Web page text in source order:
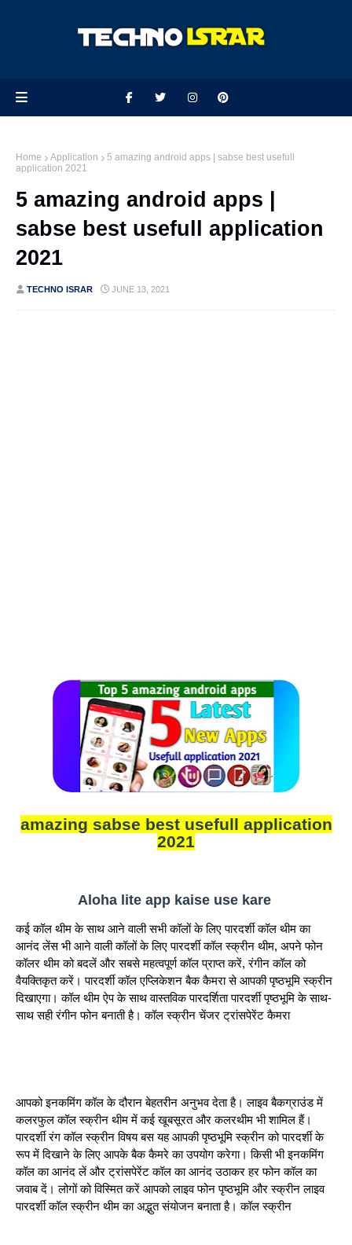
Home Application
5 amazing android apps | sabse best usefull
application 2021
5 amazing android apps |
sabse best usefull application
2021
TECHNO ISRAR JUNE 13, 2021
amazing sabse best usefull application
2021
Aloha lite app kaise use kare
कई कॉल थीम के साथ आने वाली सभी कॉलों के लिए पारदर्शी कॉल थीम का
आनंद लेंस भी आने वाली कॉलों के लिए पारदर्शी कॉल स्क्रीन थीम, अपने फोन
कॉलर थीम को बदलें और सबसे महत्वपूर्ण कॉल प्राप्त करें, रंगीन कॉल को
वैयक्तिकृत करें। पारदर्शी कॉल एप्लिकेशन बैक कैमरा से आपकी पृष्ठभूमि स्क्रीन
दिखाएगा। कॉल थीम ऐप के साथ वास्तविक पारदर्शिता पारदर्शी पृष्ठभूमि के साथ-
साथ सही रंगीन फोन बनाती है। कॉल स्क्रीन चेंजर ट्रांसपेरेंट कैमरा
आपको इनकमिंग कॉल के दौरान बेहतरीन अनुभव देता है। लाइव बैकग्राउंड में
कलरफुल कॉल स्क्रीन थीम में कई खूबसूरत और कलरथीम भी शामिल हैं।
पारदर्शी रंग कॉल स्क्रीन विषय बस यह आपकी पृष्ठभूमि स्क्रीन को पारदर्शी के
रूप में दिखाने के लिए आपके बैक कैमरे का उपयोग करेगा। किसी भी इनकमिंग
कॉल का आनंद लें और ट्रांसपेरेंट कॉल का आनंद उठाकर हर फोन कॉल का
जवाब दें। लोगों को विस्मित करें आपको लाइव फोन पृष्ठभूमि और स्क्रीन लाइव
पारदर्शी कॉल स्क्रीन थीम का अद्भुत संयोजन बनाता है। कॉल स्क्रीन